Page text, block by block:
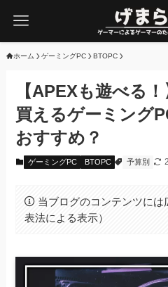
ホーム ゲーミングPC BTOPC
【APEXも遊べる
買えるゲーミング
おすすめ？
ゲーミングPC BTOPC 予算別
当ブログのコンテンツに
表法による表示）